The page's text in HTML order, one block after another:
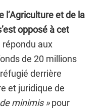
l’Agriculture et de la
opposé à cet
répondu aux
de 20 millions
derrière
et juridique de
minimis »pour